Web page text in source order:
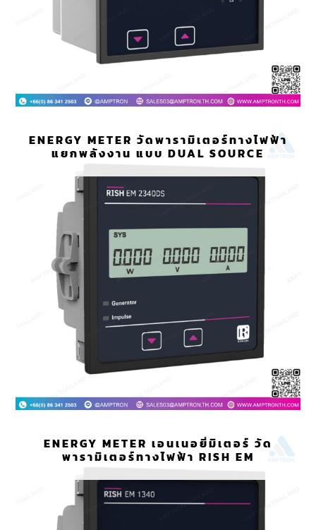
ENERGY METER วัดพารามิเตอร์ทางไฟฟ้า
แยกพลังงาน แบบ DUAL SOURCE
ENERGY METER เอนเนอยี่มิเตอร์ วัด
พารามิเตอร์ทางไฟฟ้า RISH EM